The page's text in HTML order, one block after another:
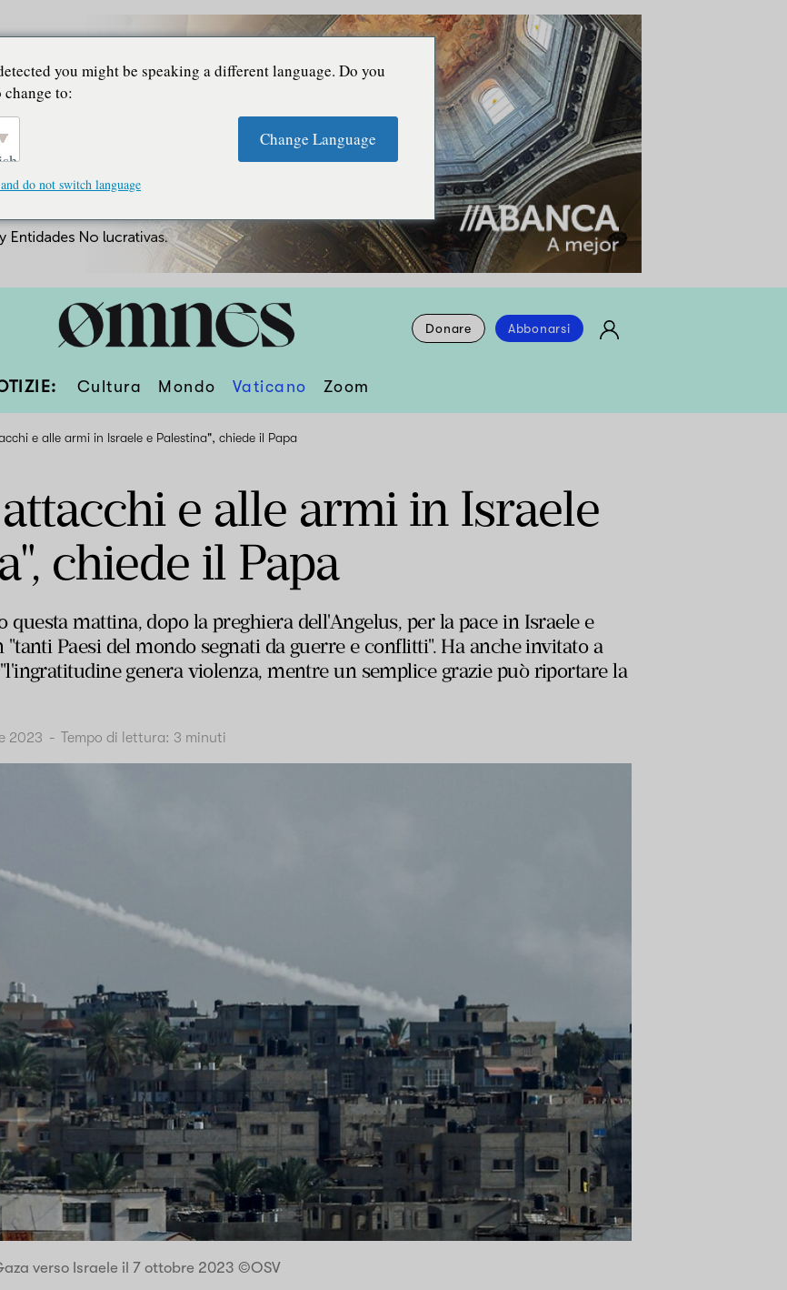
Donare Abbonarsi
Cultura Mondo Vaticano Zoom
e alle armi in Israele e Palestina", chiede il Papa
e alle armi in Israele
chiede il Papa
questa mattina, dopo la preghiera dell'Angelus, per la pace in Israele e
"tanti Paesi del mondo segnati da guerre e conflitti". Ha anche invitato a
genera violenza, mentre un semplice grazie può riportare la
2023 - Tempo di lettura: 3 minuti
verso Israele il 7 ottobre 2023 ©OSV
you might be speaking a different language. Do you
to:
Change Language
do not switch language